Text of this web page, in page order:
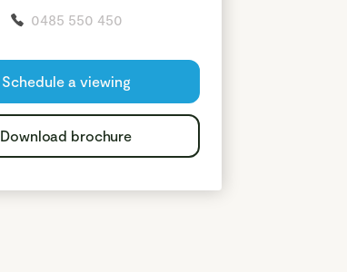
0485 550 450
Schedule a viewing
Download brochure